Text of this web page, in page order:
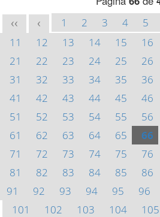
<< < 1 2 3 4 5
11
12 13 14 15 16
21
22 23 24 25 26
31
32 33 34 35 36
41
42 43 44 45 46
51
52 53 54 55 56
61
62 63 64 65 66
71
72 73 74 75 76
81
82 83 84 85 86
91
92 93 94 95 96
101
102 103 104 105